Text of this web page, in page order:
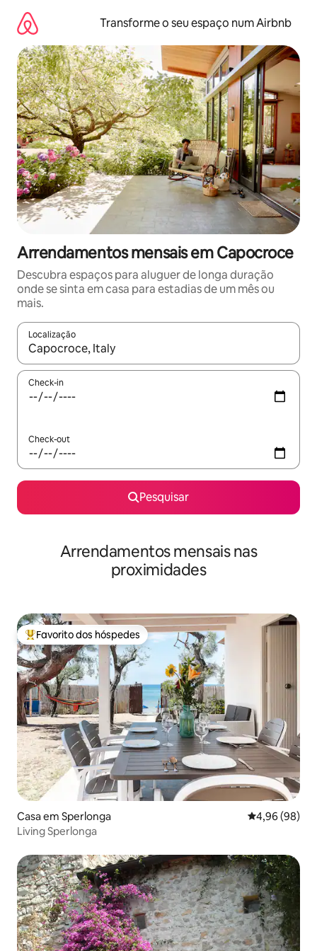
para
conteúdo
Transforme o seu espaço num Airbnb
Arrendamentos mensais em Capocroce
Descubra espaços para aluguer de longa duração
onde se sinta em casa para estadias de um mês ou
mais.
Localização
Quando os resultados estiverem disponíveis, navegue com
Check-in
Check-out
Pesquisar
Arrendamentos mensais nas
proximidades
Favoritos dos hóspedes mais apreciados
Favorito dos hóspedes
Casa em Sperlonga Classificação
4,96 (98)
Living Sperlonga